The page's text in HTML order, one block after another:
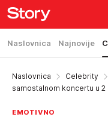
Naslovnica Najnovije
Naslovnica Celebrity
samostalnom koncertu u
EMOTIVNO